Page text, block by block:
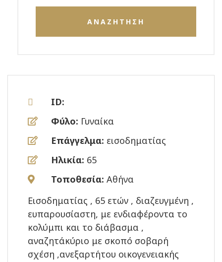
ΑΝΑΖΗΤΗΣΗ
ID:
Φύλο: Γυναίκα
Επάγγελμα: εισοδηματίας
Ηλικία: 65
Τοποθεσία: Αθήνα
Εισοδηματίας , 65 ετών , διαζευγμένη ,
ευπαρουσίαστη, με ενδιαφέροντα το
κολύμπι και το διάβασμα ,
αναζητάκύριο με σκοπό σοβαρή
σχέση ,ανεξαρτήτου οικογενειακής